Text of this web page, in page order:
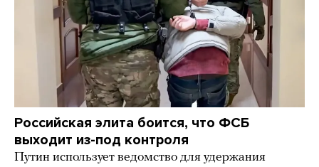
Российская элита боится, что ФСБ
выходит из-под контроля
Путин использует ведомство для удержания